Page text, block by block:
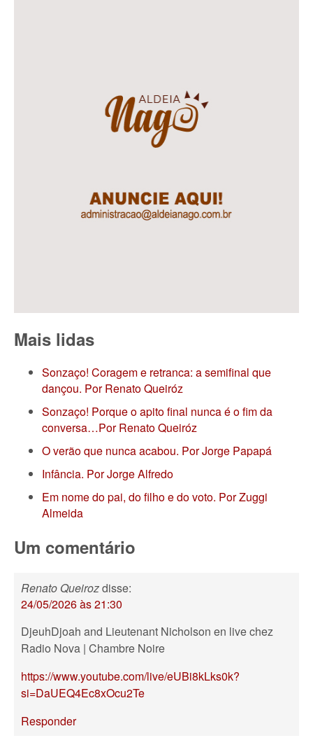
Mais lidas
Sonzaço! Coragem e retranca: a semifinal que
dançou. Por Renato Queiróz
Sonzaço! Porque o apito final nunca é o fim da
conversa…Por Renato Queiróz
O verão que nunca acabou. Por Jorge Papapá
Infância. Por Jorge Alfredo
Em nome do pai, do filho e do voto. Por Zuggi
Almeida
Um comentário
Renato Queirozdisse:
24/05/2026 às 21:30
DjeuhDjoah and Lieutenant Nicholson en live chez
Radio Nova | Chambre Noire
https://www.youtube.com/live/eUBi8kLks0k?
si=DaUEQ4Ec8xOcu2Te
Responder